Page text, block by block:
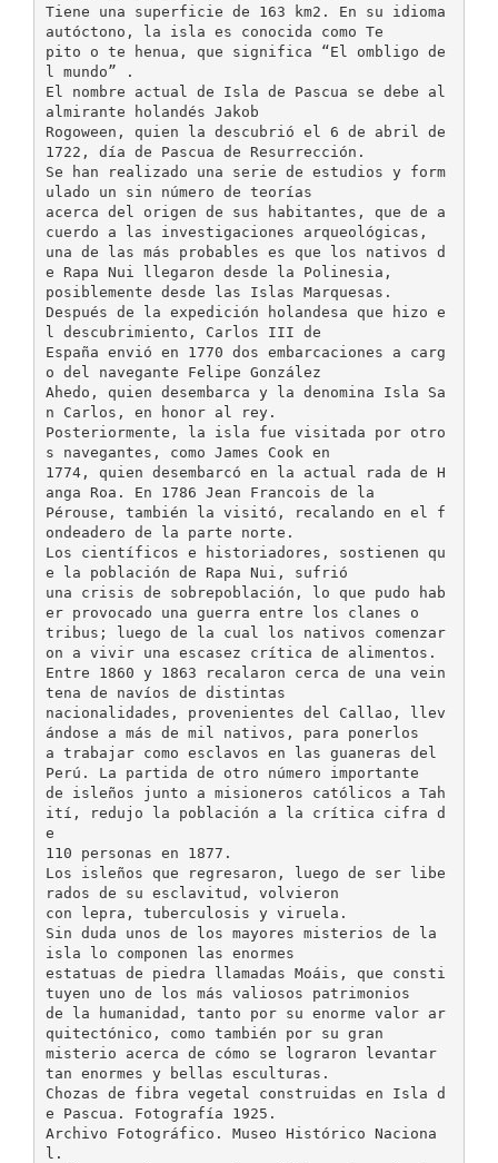
Tiene una superficie de 163 km2. En su idioma
autóctono, la isla es conocida como Te
pito o te henua, que significa “El ombligo de
l mundo” .
El nombre actual de Isla de Pascua se debe al
almirante holandés Jakob
Rogoween, quien la descubrió el 6 de abril de
1722, día de Pascua de Resurrección.
Se han realizado una serie de estudios y form
ulado un sin número de teorías
acerca del origen de sus habitantes, que de a
cuerdo a las investigaciones arqueológicas,
una de las más probables es que los nativos d
e Rapa Nui llegaron desde la Polinesia,
posiblemente desde las Islas Marquesas.
Después de la expedición holandesa que hizo e
l descubrimiento, Carlos III de
España envió en 1770 dos embarcaciones a carg
o del navegante Felipe González
Ahedo, quien desembarca y la denomina Isla Sa
n Carlos, en honor al rey.
Posteriormente, la isla fue visitada por otro
s navegantes, como James Cook en
1774, quien desembarcó en la actual rada de H
anga Roa. En 1786 Jean Francois de la
Pérouse, también la visitó, recalando en el f
ondeadero de la parte norte.
Los científicos e historiadores, sostienen qu
e la población de Rapa Nui, sufrió
una crisis de sobrepoblación, lo que pudo hab
er provocado una guerra entre los clanes o
tribus; luego de la cual los nativos comenzar
on a vivir una escasez crítica de alimentos.
Entre 1860 y 1863 recalaron cerca de una vein
tena de navíos de distintas
nacionalidades, provenientes del Callao, llev
ándose a más de mil nativos, para ponerlos
a trabajar como esclavos en las guaneras del
Perú. La partida de otro número importante
de isleños junto a misioneros católicos a Tah
ití, redujo la población a la crítica cifra d
e
110 personas en 1877.
Los isleños que regresaron, luego de ser libe
rados de su esclavitud, volvieron
con lepra, tuberculosis y viruela.
Sin duda unos de los mayores misterios de la
isla lo componen las enormes
estatuas de piedra llamadas Moáis, que consti
tuyen uno de los más valiosos patrimonios
de la humanidad, tanto por su enorme valor ar
quitectónico, como también por su gran
misterio acerca de cómo se lograron levantar
tan enormes y bellas esculturas.
Chozas de fibra vegetal construidas en Isla d
e Pascua. Fotografía 1925.
Archivo Fotográfico. Museo Histórico Naciona
l.